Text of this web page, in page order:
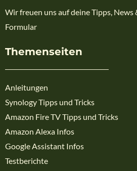
Wir freuen uns auf deine Tipps, News
Formular
Themenseiten
Anleitungen
Synology Tipps und Tricks
Amazon Fire TV Tipps und Tricks
Amazon Alexa Infos
Google Assistant Infos
Testberichte